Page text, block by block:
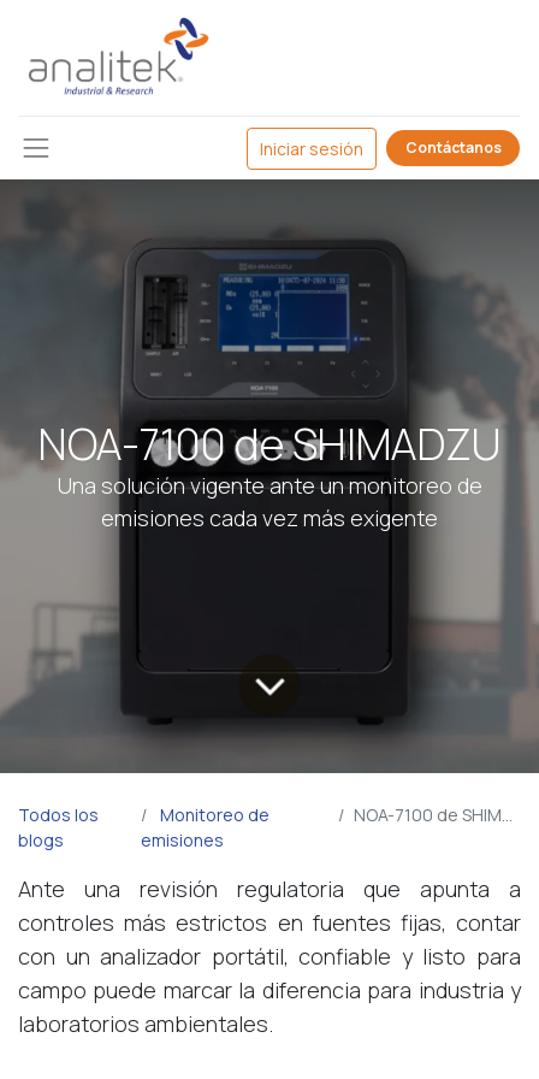
Iniciar sesión Contáctanos
NOA-7100 de SHIMADZU
Una solución vigente ante un monitoreo de
emisiones cada vez más exigente
Todos los
blogs
Monitoreo de
emisiones
NOA-7100 de SHIMADZU
Ante una revisión regulatoria que apunta a
controles más estrictos en fuentes fijas, contar
con un analizador portátil, confiable y listo para
campo puede marcar la diferencia para industria y
laboratorios ambientales.